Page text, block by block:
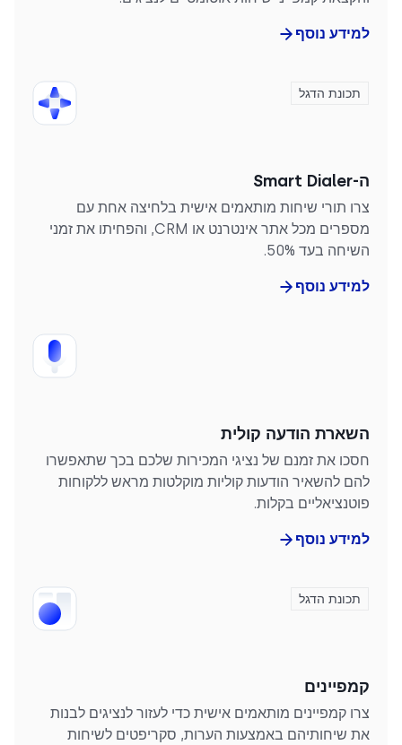
למידע נוסף
תכונת הדגל
ה-Smart Dialer
צרו תורי שיחות מותאמים אישית בלחיצה אחת עם
מספרים מכל אתר אינטרנט או CRM, והפחיתו את זמני
השיחה בעד 50%.
למידע נוסף
השארת הודעה קולית
חסכו את זמנם של נציגי המכירות שלכם בכך שתאפשרו
להם להשאיר הודעות קוליות מוקלטות מראש ללקוחות
פוטנציאליים בקלות.
למידע נוסף
תכונת הדגל
קמפיינים
צרו קמפיינים מותאמים אישית כדי לעזור לנציגים לבנות
את שיחותיהם באמצעות הערות, סקריפטים לשיחות